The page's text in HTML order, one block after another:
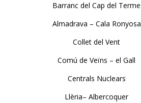
Barranc del Cap del Terme
Almadrava – Cala Ronyosa
Collet del Vent
Comú de Veïns – el Gall
Centrals Nuclears
Llèria– Albercoquer